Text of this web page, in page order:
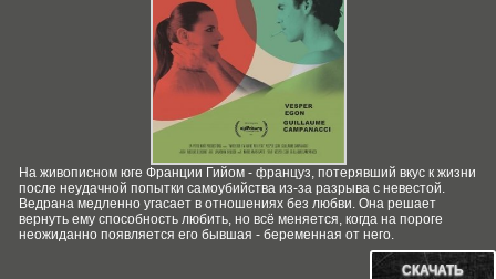
На живописном юге Франции Гийом - француз, потерявший вкус к жизни
после неудачной попытки самоубийства из-за разрыва с невестой.
Ведрана медленно угасает в отношениях без любви. Она решает
вернуть ему способность любить, но всё меняется, когда на пороге
неожиданно появляется его бывшая - беременная от него.
СКАЧАТЬ